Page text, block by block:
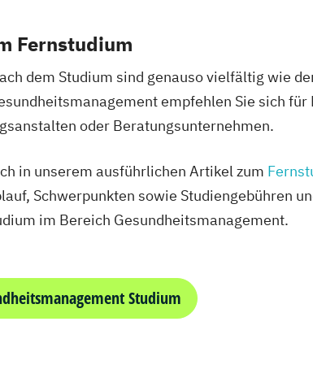
Fernstudium
dem Studium sind genauso vielfältig wie
empfehlen Sie sich
oder Beratungsunternehmen.
in unserem ausführlichen Artikel zum
Schwerpunkten sowie Studiengebühren
im Bereich Gesundheitsmanagement.
Studium